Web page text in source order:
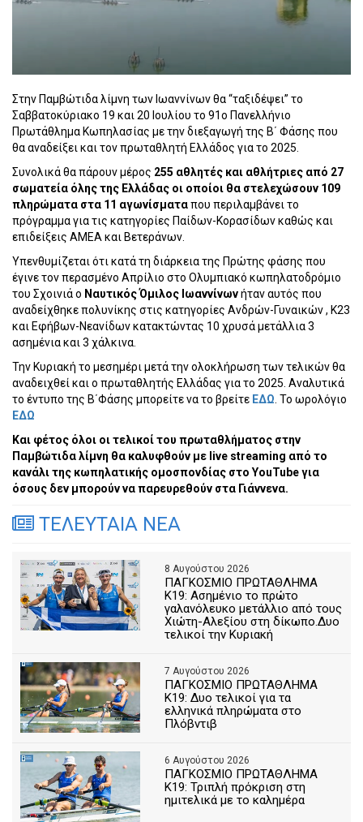
Στην Παμβώτιδα λίμνη των Ιωαννίνων θα “ταξιδέψει” το
Σαββατοκύριακο 19 και 20 Ιουλίου το 91ο Πανελλήνιο
Πρωτάθλημα Κωπηλασίας με την διεξαγωγή της Β΄ Φάσης που
θα αναδείξει και τον πρωταθλητή Ελλάδος για το 2025.
Συνολικά θα πάρουν μέρος 255 αθλητές και αθλήτριες από 27
σωματεία όλης της Ελλάδας οι οποίοι θα στελεχώσουν 109
πληρώματα στα 11 αγωνίσματαπου περιλαμβάνει το
πρόγραμμα για τις κατηγορίες Παίδων-Κορασίδων καθώς και
επιδείξεις ΑΜΕΑ και Βετεράνων.
Υπενθυμίζεται ότι κατά τη διάρκεια της Πρώτης φάσης που
έγινε τον περασμένο Απρίλιο στο Ολυμπιακό κωπηλατοδρόμιο
του Σχοινιά ο Ναυτικός Όμιλος Ιωαννίνωνήταν αυτός που
αναδείχθηκε πολυνίκης στις κατηγορίες Ανδρών-Γυναικών , Κ23
και Εφήβων-Νεανίδων κατακτώντας 10 χρυσά μετάλλια 3
ασημένια και 3 χάλκινα.
Την Κυριακή το μεσημέρι μετά την ολοκλήρωση των τελικών θα
αναδειχθεί και ο πρωταθλητής Ελλάδας για το 2025. Αναλυτικά
το έντυπο της Β΄Φάσης μπορείτε να το βρείτε ΕΔΩ . Το ωρολόγιο
ΕΔΩ
Και φέτος όλοι οι τελικοί του πρωταθλήματος στην
Παμβώτιδα λίμνη θα καλυφθούν με live streaming από το
κανάλι της κωπηλατικής ομοσπονδίας στο YouTube για
όσους δεν μπορούν να παρευρεθούν στα Γιάννενα.
ΤΕΛΕΥΤΑΙΑ ΝΕΑ
8 Αυγούστου 2026
ΠΑΓΚΟΣΜΙΟ ΠΡΩΤΑΘΛΗΜΑ
Κ19: Ασημένιο το πρώτο
γαλανόλευκο μετάλλιο από τους
Χιώτη-Αλεξίου στη δίκωπο.Δυο
τελικοί την Κυριακή
7 Αυγούστου 2026
ΠΑΓΚΟΣΜΙΟ ΠΡΩΤΑΘΛΗΜΑ
Κ19: Δυο τελικοί για τα
ελληνικά πληρώματα στο
Πλόβντιβ
6 Αυγούστου 2026
ΠΑΓΚΟΣΜΙΟ ΠΡΩΤΑΘΛΗΜΑ
Κ19: Τριπλή πρόκριση στη
ημιτελικά με το καλημέρα